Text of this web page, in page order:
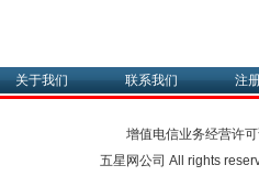
关于我们 联系我们 注
增值电信业务经营许
五星网公司 All rights